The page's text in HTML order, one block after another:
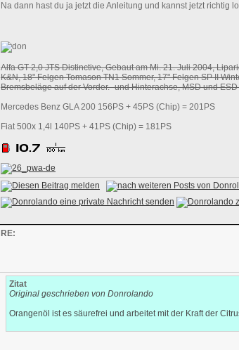
Na dann hast du ja jetzt die Anleitung und kannst jetzt richtig
Alfa GT 2,0 JTS Distinctive, Gebaut am Mi. 21. Juli 2004,
K&N, 18" Felgen Tomason TN1 Sommer, 17" Felgen SP II
Bremsbeläge auf der Vorder.- und Hinterachse, MSD und
Mercedes Benz GLA 200 156PS + 45PS (Chip) = 201PS
Fiat 500x 1,4l 140PS + 41PS (Chip) = 181PS
RE:
Zitat
Original geschrieben von Donrolando
Orangenöl ist es säurefrei und arbeitet mit der Kraft der